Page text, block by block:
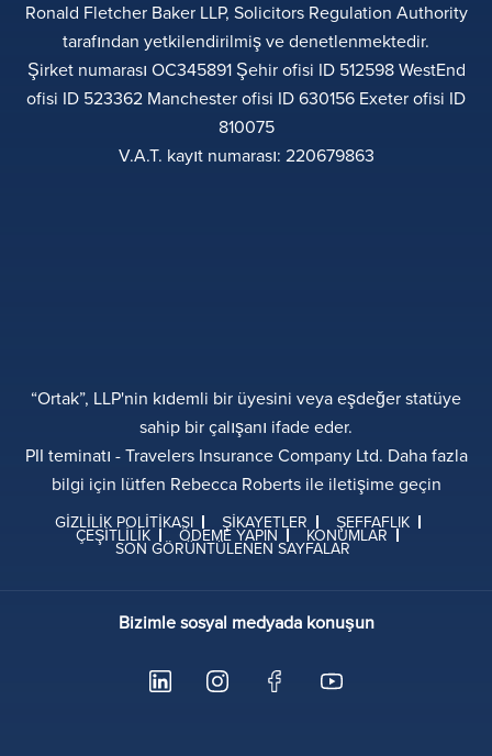
Ronald Fletcher Baker LLP, Solicitors Regulation Authority
tarafından yetkilendirilmiş ve denetlenmektedir.
Şirket numarası OC345891 Şehir ofisi ID 512598 WestEnd
ofisi ID 523362 Manchester ofisi ID 630156 Exeter ofisi ID
810075
V.A.T. kayıt numarası: 220679863
“Ortak”, LLP'nin kıdemli bir üyesini veya eşdeğer statüye
sahip bir çalışanı ifade eder.
PII teminatı - Travelers Insurance Company Ltd. Daha fazla
bilgi için lütfen Rebecca Roberts ile iletişime geçin
GIZLILIK POLITIKASI ŞIKAYETLER ŞEFFAFLIK
ÇEŞITLILIK ÖDEME YAPIN KONUMLAR
SON GÖRÜNTÜLENEN SAYFALAR
Bizimle sosyal medyada konuşun